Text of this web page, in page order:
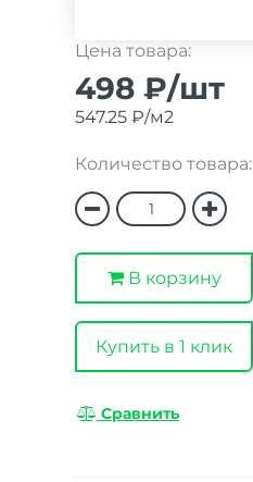
Цена товара:
498 ₽/шт
547.25 ₽/м2
Количество товара:
В корзину
Купить в 1 клик
Сравнить